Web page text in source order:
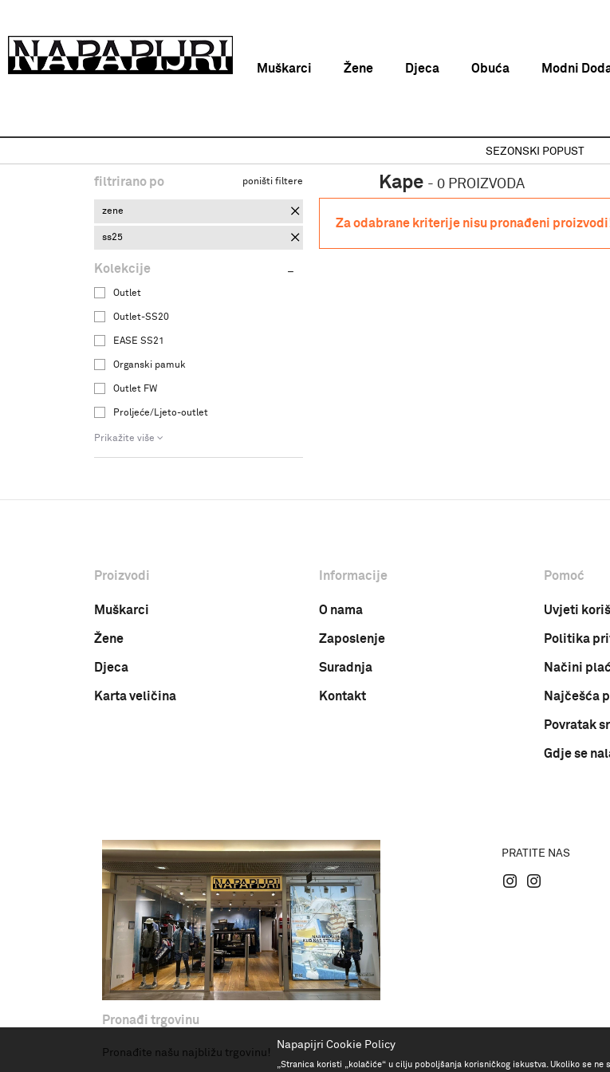
Muškarci Žene Djeca Obuća Modni
SEZONSKI POPUST
filtrirano po poništi filtere
zene
ss25
Kolekcije
Outlet
Outlet-SS20
EASE SS21
Organski pamuk
Outlet FW
Proljeće/Ljeto-outlet
Prikažite više
Kape - 0 PROIZVODA
Za odabrane kriterije nisu pronađeni
Proizvodi
Muškarci
Žene
Djeca
Karta veličina
Informacije
O nama
Zaposlenje
Suradnja
Kontakt
Pomoć
Uvjeti
Politika
Načini
Najčešća
Povratak
Gdje se
Pronađi trgovinu
Pronađite našu najbližu trgovinu!
PRATITE NAS
Napapijri Cookie Policy
„Stranica koristi „kolačiće“ u cilju poboljšanja korisničkog iskustva. Ukoliko se